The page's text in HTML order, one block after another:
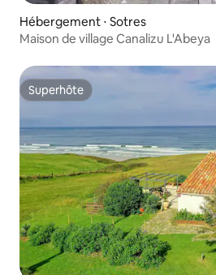
Hébergement ⋅ Sotres
Maison de village Canalizu L'Abeya
Superhôte
Superhôte